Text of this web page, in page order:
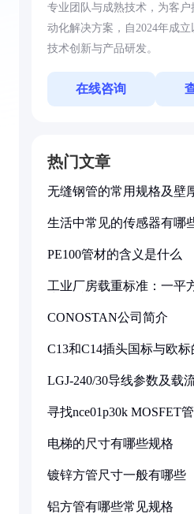
专业团队与成熟技术，为客户
动化解决方案，自2024年成
技术创新与产品研发。
在线咨询
热门文章
无缝钢管的常用规格及壁
生活中常见的传感器有哪
PE100管材的含义是什么
工业厂房载重标准：一平
CONOSTAN公司简介
C13和C14插头国标与欧
LGJ-240/30导线参数及载
寻找nce01p30k MOSFET
电梯的尺寸有哪些规格
镀锌方管尺寸一般有哪些
铝方管有哪些常见规格